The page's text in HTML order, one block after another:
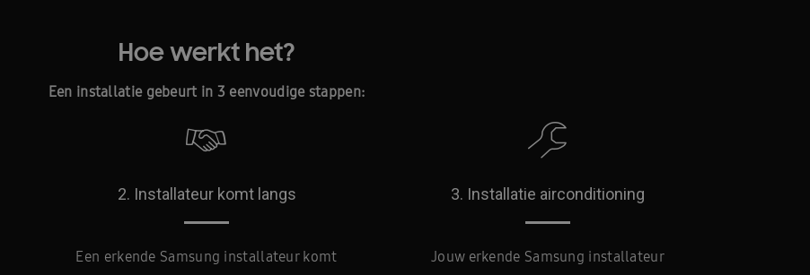
Hoe werkt het?
Een installatie gebeurt in 3 eenvoudige stappen:
2. Installateur komt langs
Een erkende Samsung installateur komt
3. Installatie airconditioning
Jouw erkende Samsung installateur